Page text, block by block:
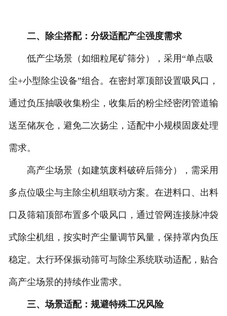
二、除尘搭配：分级适配产尘强度需求
低产尘场景（如细粒尾矿筛分），采用“单点吸
尘+小型除尘设备”组合。在密封罩顶部设置吸风口，
通过负压抽吸收集粉尘，收集后的粉尘经密闭管道输
送至储灰仓，避免二次扬尘，适配中小规模固废处理
需求。
高产尘场景（如建筑废料破碎后筛分），需采用
多点位吸尘与主除尘机组联动方案。在进料口、出料
口及筛箱顶部布置多个吸风口，通过管网连接脉冲袋
式除尘机组，按实时产尘量调节风量，保持罩内负压
稳定。太行环保振动筛可与除尘系统联动适配，贴合
高产尘场景的持续作业需求。
三、场景适配：规避特殊工况风险